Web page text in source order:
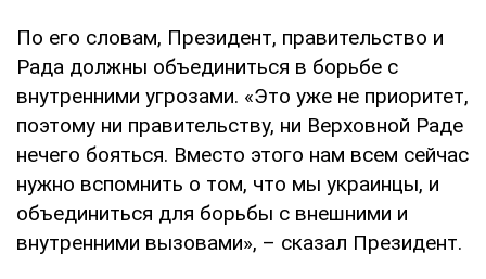
По его словам, Президент, правительство и
Рада должны объединиться в борьбе с
внутренними угрозами. «Это уже не приоритет,
поэтому ни правительству, ни Верховной Раде
нечего бояться. Вместо этого нам всем сейчас
нужно вспомнить о том, что мы украинцы, и
объединиться для борьбы с внешними и
внутренними вызовами», – сказал Президент.